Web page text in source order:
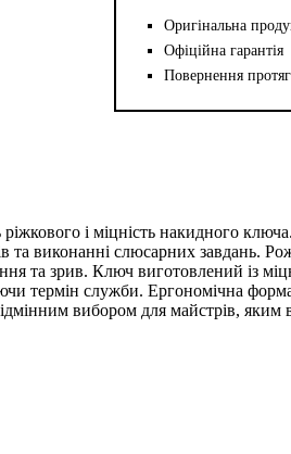
Оригінальна
Офіційна гарантія
Повернення
і міцність накидного ключа.
та виконанні слюсарних завдань.
зрив. Ключ виготовлений із
термін служби. Ергономічна
вибором для майстрів, яким